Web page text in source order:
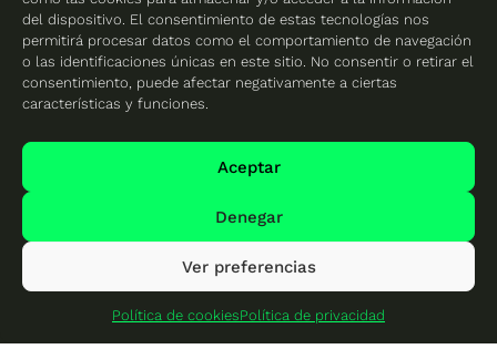
del dispositivo. El consentimiento de estas tecnologías nos
permitirá procesar datos como el comportamiento de navegación
o las identificaciones únicas en este sitio. No consentir o retirar el
consentimiento, puede afectar negativamente a ciertas
características y funciones.
Aceptar
Denegar
Ver preferencias
Política de cookiesPolítica de privacidad
Valencia
Mapa del sitio
© 2026 Cambio Energético - Todos los derechos
reservados